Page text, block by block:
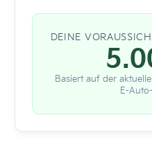
DEINE
Basiert auf der
E-